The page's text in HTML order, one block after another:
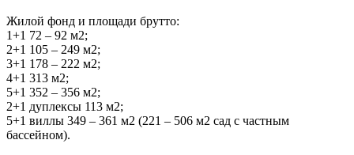
Жилой фонд и площади брутто:
1+1 72 – 92 м2;
2+1 105 – 249 м2;
3+1 178 – 222 м2;
4+1 313 м2;
5+1 352 – 356 м2;
2+1 дуплексы 113 м2;
5+1 виллы 349 – 361 м2 (221 – 506 м2 сад с частным
бассейном).